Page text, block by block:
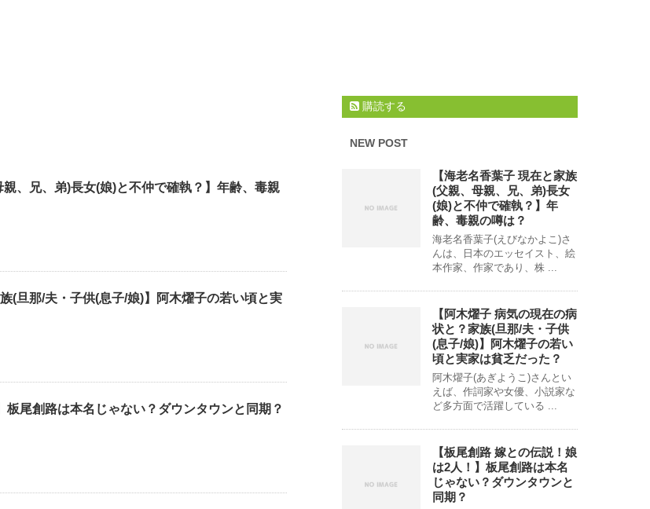
親、兄、弟)長女(娘)と不仲で確執？】年齢、毒親
(旦那/夫・子供(息子/娘)】阿木燿子の若い頃と実
板尾創路は本名じゃない？ダウンタウンと同期？
購読する
NEW POST
【海老名香葉子 現在と家族
(父親、母親、兄、弟)長女
(娘)と不仲で確執？】年
齢、毒親の噂は？
海老名香葉子(えびなかよこ)さ
んは、日本のエッセイスト、絵
本作家、作家であり、株 ...
【阿木燿子 病気の現在の病
状と？家族(旦那/夫・子供
(息子/娘)】阿木燿子の若い
頃と実家は貧乏だった？
阿木燿子(あぎようこ)さんとい
えば、作詞家や女優、小説家な
ど多方面で活躍している ...
【板尾創路 嫁との伝説！娘
は2人！】板尾創路は本名
じゃない？ダウンタウンと
同期？